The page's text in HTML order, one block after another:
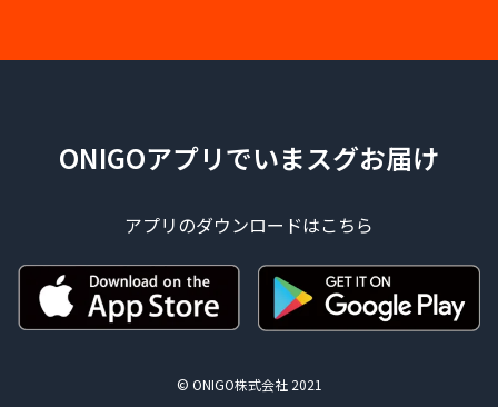
ONIGOアプリでいまスグお届け
アプリのダウンロードはこちら
© ONIGO株式会社 2021